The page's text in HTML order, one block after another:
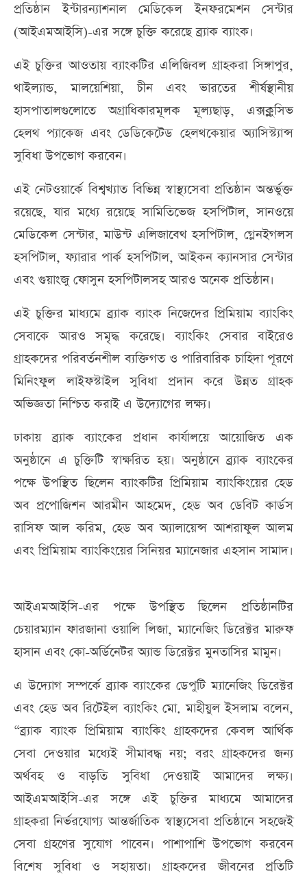
প্রতিষ্ঠান ইন্টারন্যাশনাল মেডিকেল ইনফরমেশন সেন্টার
(আইএমআইসি)-এর সঙ্গে চুক্তি করেছে ব্র্যাক ব্যাংক।
এই চুক্তির আওতায় ব্যাংকটির এলিজিবল গ্রাহকরা সিঙ্গাপুর,
থাইল্যান্ড, মালয়েশিয়া, চীন এবং ভারতের শীর্ষস্থানীয়
হাসপাতালগুলোতে অগ্রাধিকারমূলক মূল্যছাড়, এক্সক্লুসিভ
হেলথ প্যাকেজ এবং ডেডিকেটেড হেলথকেয়ার অ্যাসিস্ট্যান্স
সুবিধা উপভোগ করবেন।
এই নেটওয়ার্কে বিশ্বখ্যাত বিভিন্ন স্বাস্থ্যসেবা প্রতিষ্ঠান অন্তর্ভুক্ত
রয়েছে, যার মধ্যে রয়েছে সামিতিভেজ হসপিটাল, সানওয়ে
মেডিকেল সেন্টার, মাউন্ট এলিজাবেথ হসপিটাল, গ্লেনইগলস
হসপিটাল, ফ্যারার পার্ক হসপিটাল, আইকন ক্যানসার সেন্টার
এবং গুয়াংজু ফোসুন হসপিটালসহ আরও অনেক প্রতিষ্ঠান।
এই চুক্তির মাধ্যমে ব্র্যাক ব্যাংক নিজেদের প্রিমিয়াম ব্যাংকিং
সেবাকে আরও সমৃদ্ধ করেছে। ব্যাংকিং সেবার বাইরেও
গ্রাহকদের পরিবর্তনশীল ব্যক্তিগত ও পারিবারিক চাহিদা পূরণে
মিনিংফুল লাইফস্টাইল সুবিধা প্রদান করে উন্নত গ্রাহক
অভিজ্ঞতা নিশ্চিত করাই এ উদ্যোগের লক্ষ্য।
ঢাকায় ব্র্যাক ব্যাংকের প্রধান কার্যালয়ে আয়োজিত এক
অনুষ্ঠানে এ চুক্তিটি স্বাক্ষরিত হয়। অনুষ্ঠানে ব্র্যাক ব্যাংকের
পক্ষে উপস্থিত ছিলেন ব্যাংকটির প্রিমিয়াম ব্যাংকিংয়ের হেড
অব প্রপোজিশন আরমীন আহমেদ, হেড অব ডেবিট কার্ডস
রাসিফ আল করিম, হেড অব অ্যালায়েন্স আশরাফুল আলম
এবং প্রিমিয়াম ব্যাংকিংয়ের সিনিয়র ম্যানেজার এহসান সামাদ।
আইএমআইসি-এর পক্ষে উপস্থিত ছিলেন প্রতিষ্ঠানটির
চেয়ারম্যান ফারজানা ওয়ালি লিজা, ম্যানেজিং ডিরেক্টর মারুফ
হাসান এবং কো-অর্ডিনেটর অ্যান্ড ডিরেক্টর মুনতাসির মামুন।
এ উদ্যোগ সম্পর্কে ব্র্যাক ব্যাংকের ডেপুটি ম্যানেজিং ডিরেক্টর
এবং হেড অব রিটেইল ব্যাংকিং মো. মাহীয়ুল ইসলাম বলেন,
“ব্র্যাক ব্যাংক প্রিমিয়াম ব্যাংকিং গ্রাহকদের কেবল আর্থিক
সেবা দেওয়ার মধ্যেই সীমাবদ্ধ নয়; বরং গ্রাহকদের জন্য
অর্থবহ ও বাড়তি সুবিধা দেওয়াই আমাদের লক্ষ্য।
আইএমআইসি-এর সঙ্গে এই চুক্তির মাধ্যমে আমাদের
গ্রাহকরা নির্ভরযোগ্য আন্তর্জাতিক স্বাস্থ্যসেবা প্রতিষ্ঠানে সহজেই
সেবা গ্রহণের সুযোগ পাবেন। পাশাপাশি উপভোগ করবেন
বিশেষ সুবিধা ও সহায়তা। গ্রাহকদের জীবনের প্রতিটি